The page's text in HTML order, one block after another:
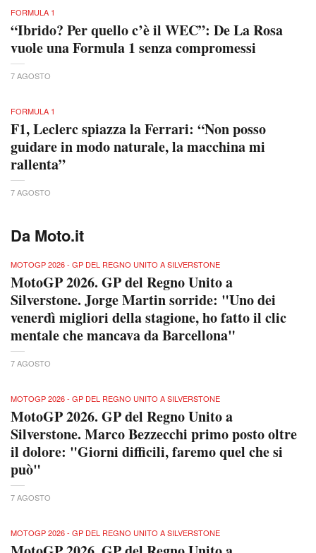
FORMULA 1
“Ibrido? Per quello c’è il WEC”: De La Rosa
vuole una Formula 1 senza compromessi
7 AGOSTO
FORMULA 1
F1, Leclerc spiazza la Ferrari: “Non posso
guidare in modo naturale, la macchina mi
rallenta”
7 AGOSTO
Da Moto.it
MOTOGP 2026 - GP DEL REGNO UNITO A SILVERSTONE
MotoGP 2026. GP del Regno Unito a
Silverstone. Jorge Martin sorride: "Uno dei
venerdì migliori della stagione, ho fatto il clic
mentale che mancava da Barcellona"
7 AGOSTO
MOTOGP 2026 - GP DEL REGNO UNITO A SILVERSTONE
MotoGP 2026. GP del Regno Unito a
Silverstone. Marco Bezzecchi primo posto oltre
il dolore: "Giorni difficili, faremo quel che si
può"
7 AGOSTO
MOTOGP 2026 - GP DEL REGNO UNITO A SILVERSTONE